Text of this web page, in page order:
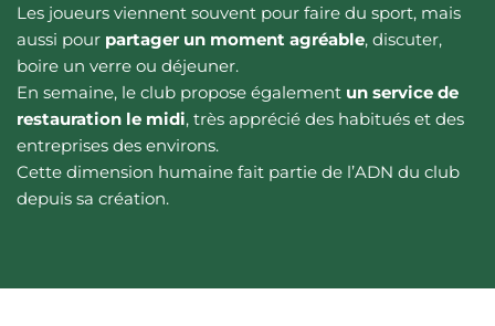
Les joueurs viennent souvent pour faire du sport, mais
aussi pour partager un moment agréable, discuter,
boire un verre ou déjeuner.
En semaine, le club propose également un service de
restauration le midi, très apprécié des habitués et des
entreprises des environs.
Cette dimension humaine fait partie de l’ADN du club
depuis sa création.